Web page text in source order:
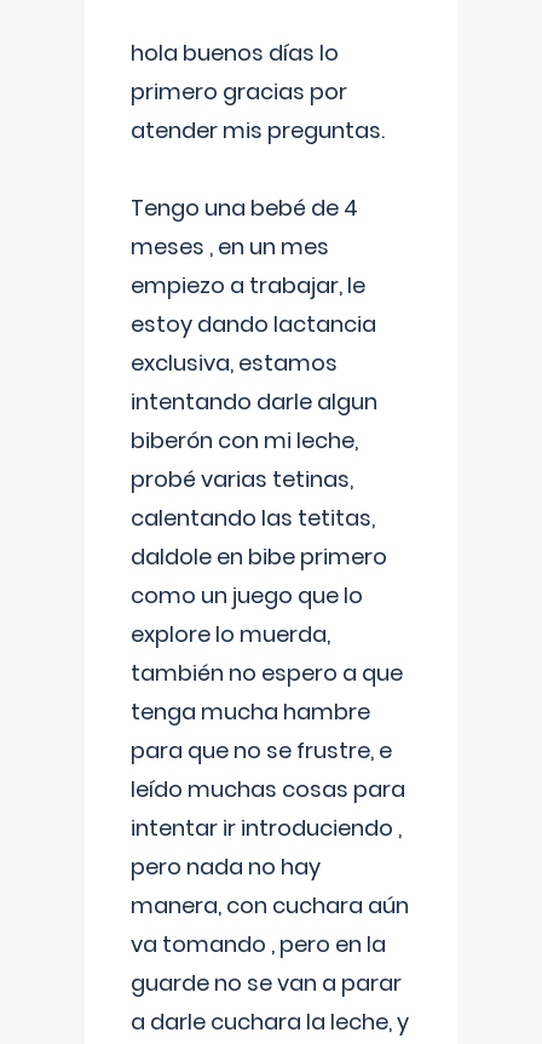
hola buenos días lo
primero gracias por
atender mis preguntas.
Tengo una bebé de 4
meses , en un mes
empiezo a trabajar, le
estoy dando lactancia
exclusiva, estamos
intentando darle algun
biberón con mi leche,
probé varias tetinas,
calentando las tetitas,
daldole en bibe primero
como un juego que lo
explore lo muerda,
también no espero a que
tenga mucha hambre
para que no se frustre, e
leído muchas cosas para
intentar ir introduciendo ,
pero nada no hay
manera, con cuchara aún
va tomando , pero en la
guarde no se van a parar
a darle cuchara la leche, y